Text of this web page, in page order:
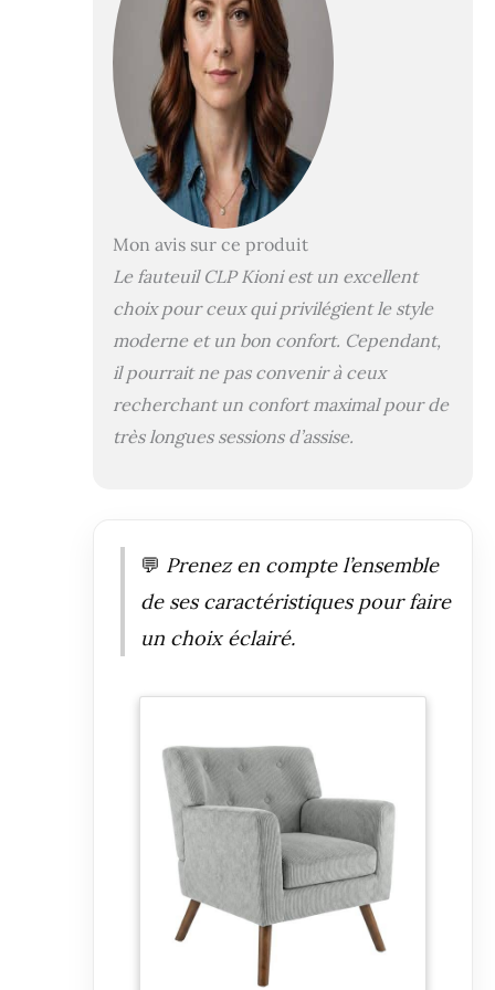
sous les pieds pour eviter les
rayures et proteger les surfaces
sensibles.
Mon avis sur ce produit
Le fauteuil CLP Kioni est un excellent
choix pour ceux qui privilégient le style
moderne et un bon confort. Cependant,
il pourrait ne pas convenir à ceux
recherchant un confort maximal pour de
très longues sessions d’assise.
💬 Prenez en compte l’ensemble
de ses caractéristiques pour faire
un choix éclairé.